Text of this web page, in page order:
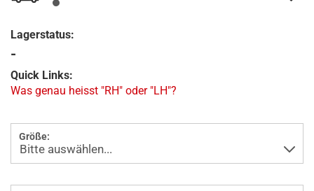
Lagerstatus:
-
Quick Links:
Was genau heisst "RH" oder "LH"?
Größe: